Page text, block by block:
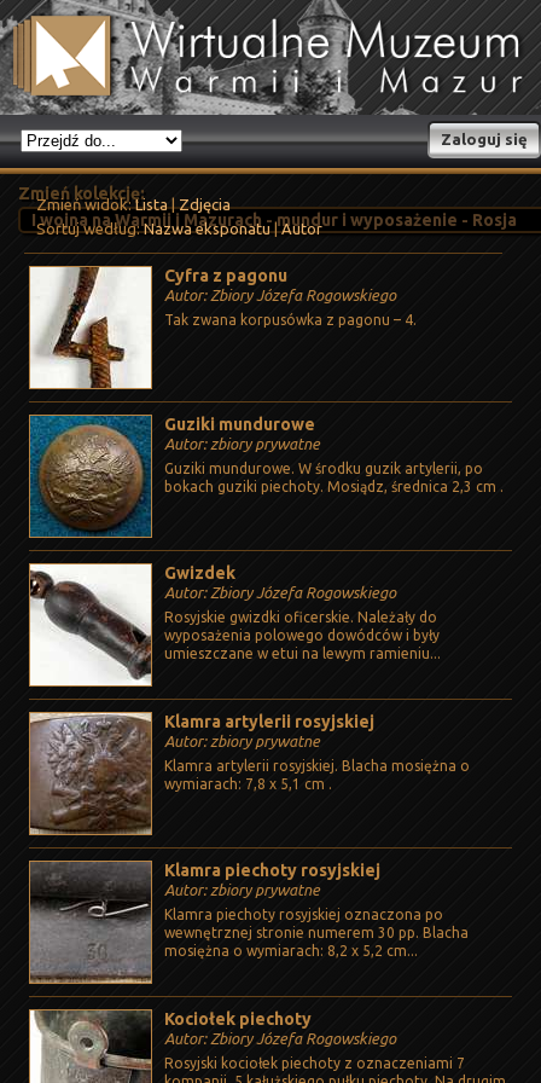
Zaloguj się
Zmień kolekcję:
Zmień widok:Lista|Zdjęcia
Sortuj według:Nazwa eksponatu|Autor
Cyfra z pagonu
Autor: Zbiory Józefa Rogowskiego
Tak zwana korpusówka z pagonu – 4.
Guziki mundurowe
Autor: zbiory prywatne
Guziki mundurowe. W środku guzik artylerii, po
bokach guziki piechoty. Mosiądz, średnica 2,3 cm .
Gwizdek
Autor: Zbiory Józefa Rogowskiego
Rosyjskie gwizdki oficerskie. Należały do
wyposażenia polowego dowódców i były
umieszczane w etui na lewym ramieniu...
Klamra artylerii rosyjskiej
Autor: zbiory prywatne
Klamra artylerii rosyjskiej. Blacha mosiężna o
wymiarach: 7,8 x 5,1 cm .
Klamra piechoty rosyjskiej
Autor: zbiory prywatne
Klamra piechoty rosyjskiej oznaczona po
wewnętrznej stronie numerem 30 pp. Blacha
mosiężna o wymiarach: 8,2 x 5,2 cm...
Kociołek piechoty
Autor: Zbiory Józefa Rogowskiego
Rosyjski kociołek piechoty z oznaczeniami 7